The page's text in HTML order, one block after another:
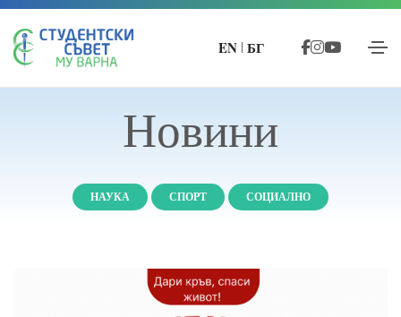
EN | БГ
Новини
НАУКА СПОРТ СОЦИАЛНО